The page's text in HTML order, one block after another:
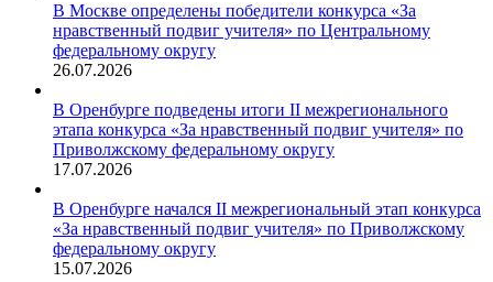
В Москве определены победители конкурса «За
нравственный подвиг учителя» по Центральному
федеральному округу
26.07.2026
В Оренбурге подведены итоги II межрегионального
этапа конкурса «За нравственный подвиг учителя» по
Приволжскому федеральному округу
17.07.2026
В Оренбурге начался II межрегиональный этап конкурса
«За нравственный подвиг учителя» по Приволжскому
федеральному округу
15.07.2026